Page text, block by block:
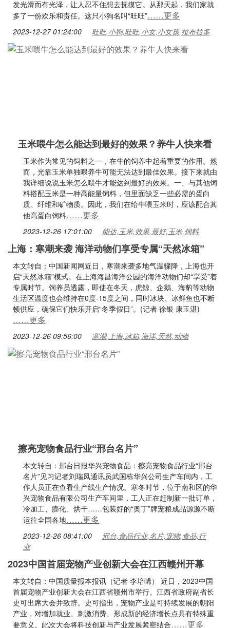
发光滑而有光泽，让人忍不住想去抚摸它。从那天起，我们家就
多了一份欢乐和责任。这只小狗名叫“旺旺”……更多
2023-12-27 01:24:00 旺旺,小狗,旺旺,小女,小女孩,拉布拉多
玉米喂牛怎么能达到最好的效果？养牛人快来看
玉米作为常见的饲料之一，在牛的饲养中起着重要的作用。然
而，光靠玉米单独喂养牛可能无法达到最佳效果。接下来就由
我详细说说玉米怎么喂牛才能达到最好的效果。一、与其他饲
料搭配玉米是一种高能量饲料，但里面缺乏一些必需的蛋白
质、纤维和矿物质。因此，我们在给牛喂玉米时，应该配合其
他高蛋白饲料……更多
2023-12-26 17:01:00 能达,玉米,效果,最好,玉米,饲料
上海：寒潮来袭 海洋动物们享受专属“天然冰箱”
本文转自：中国新闻网近日，寒潮来袭多地气温骤降，上海也开
启“天然冰箱”模式。在上海海昌海洋公园的海洋动物们却“享受”着
专属时节。饲养员透露，即使在冬天，虎鲸、企鹅、海豹等动物
生活区温度也会维持在0度-15度之间，同时冰块、冰鲜鱼也不断
顿供应，确保它们快乐开启“冬季假日”。(记者 徐银 康玉湛)
……更多
2023-12-26 09:56:00 寒潮,上海,冰箱,海洋,天然,动物
擦亮宠物食品行业“邢台名片”
本文转自：邢台日报华兴宠物食品：擦亮宠物食品行业“邢台
名片”见习记者刘瑞凤通讯员武国栋华兴公司生产车间内，工
作人员正在查看生产线生产情况。寒冬时节，位于南和区的华
兴宠物食品有限公司生产车间里，工人正在赶制新一批订单，
冷加工、膨化、烘干……包装好的“奥丁”牌宠粮成品源源不断
运往全国各地……更多
2023-12-26 08:41:00
邢台,食品行业,名片,宠物,食品,行
业
2023中国首届宠物产业创新大会在江西赣州开幕
本文转自：中国质量报本报讯（记者 李培晞） 近日，2023中国
首届宠物产业创新大会在江西省赣州市举行。江西省政府副省长
史可出席大会并致辞。史可指出，宠物产业是可持续发展的朝阳
产业，对增加就业、刺激消费、形成新的经济增长点具有特殊重
要意义。此次大会将科技创新与产业发展紧密结合……更多